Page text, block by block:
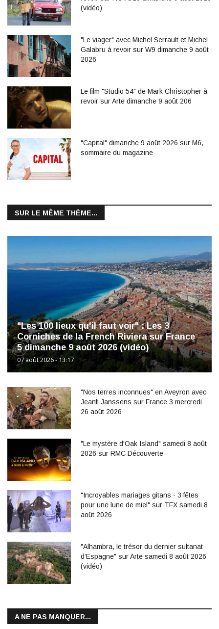
(vidéo)
"Le viager" avec Michel Serrault et Michel
Galabru à revoir sur W9 dimanche 9 août
2026
Le film "Studio 54" de Mark Christopher à
revoir sur Arte dimanche 9 août 206
"Capital" dimanche 9 août 2026 sur M6,
sommaire du magazine
SUR LE MÊME THÈME...
"Les 100 lieux qu'il faut voir" : Les 3
Corniches de la French Riviera sur France
5 dimanche 9 août 2026 (vidéo)
07 août 2026 - 13:17
"Nos terres inconnues" en Aveyron avec
Jeanfi Janssens sur France 3 mercredi
26 août 2026
"Le mystère d'Oak Island" samedi 8 août
2026 sur RMC Découverte
"Incroyables mariages gitans - 3 fêtes
pour une lune de miel" sur TFX samedi 8
août 2026
"Alhambra, le trésor du dernier sultanat
d’Espagne" sur Arte samedi 8 août 2026
(vidéo)
A NE PAS MANQUER...